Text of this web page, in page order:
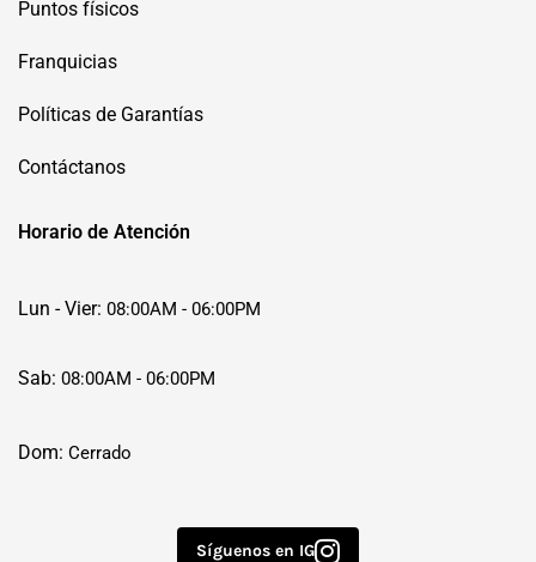
Puntos físicos
Franquicias
Políticas de Garantías
Contáctanos
Horario de Atención
Lun - Vier: 08:00AM - 06:00PM
Sab: 08:00AM - 06:00PM
Dom: Cerrado
Síguenos en IG